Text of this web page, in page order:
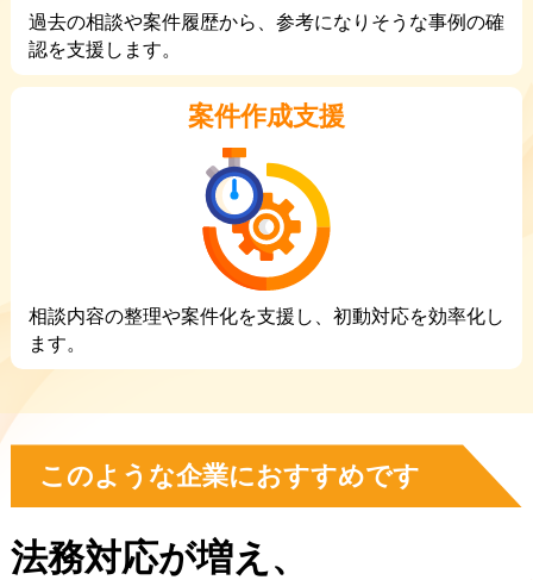
過去の相談や案件履歴から、参考になりそうな事例の確
認を支援します。
案件作成支援
相談内容の整理や案件化を支援し、初動対応を効率化し
ます。
このような企業におすすめです
法務対応が増え、